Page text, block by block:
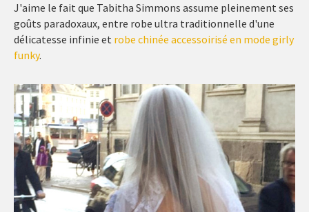
J'aime le fait que Tabitha Simmons assume pleinement ses
goûts paradoxaux, entre robe ultra traditionnelle d'une
délicatesse infinie et robe chinée accessoirisé en mode girly
funky.